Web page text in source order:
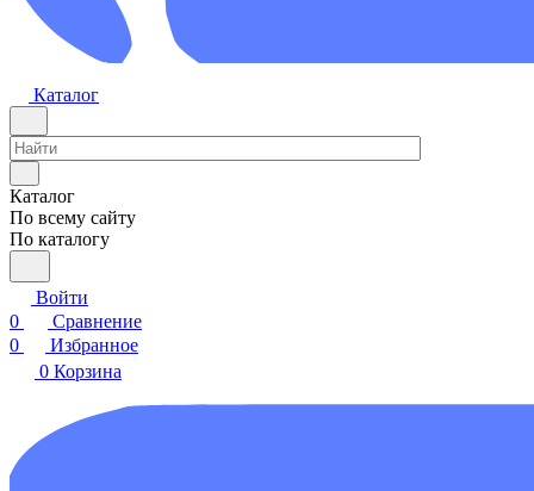
Каталог
Каталог
По всему сайту
По каталогу
Войти
0
Сравнение
0
Избранное
0 Корзина